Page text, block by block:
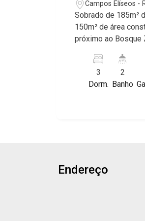
Campos Elíseos -
Sobrado de 185m²
150m² de área
próximo ao Bosque
Conheça as
imóvel que a
selecionou para você: - 185m² de
imobiliário desde
3
Dorm.
2
Banho
Endereço